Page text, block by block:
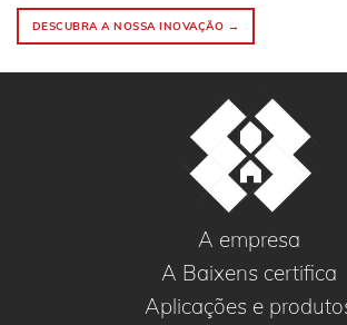
DESCUBRA A NOSSA INOVAÇÃO →
A empresa
A Baixens certifica
Aplicações e